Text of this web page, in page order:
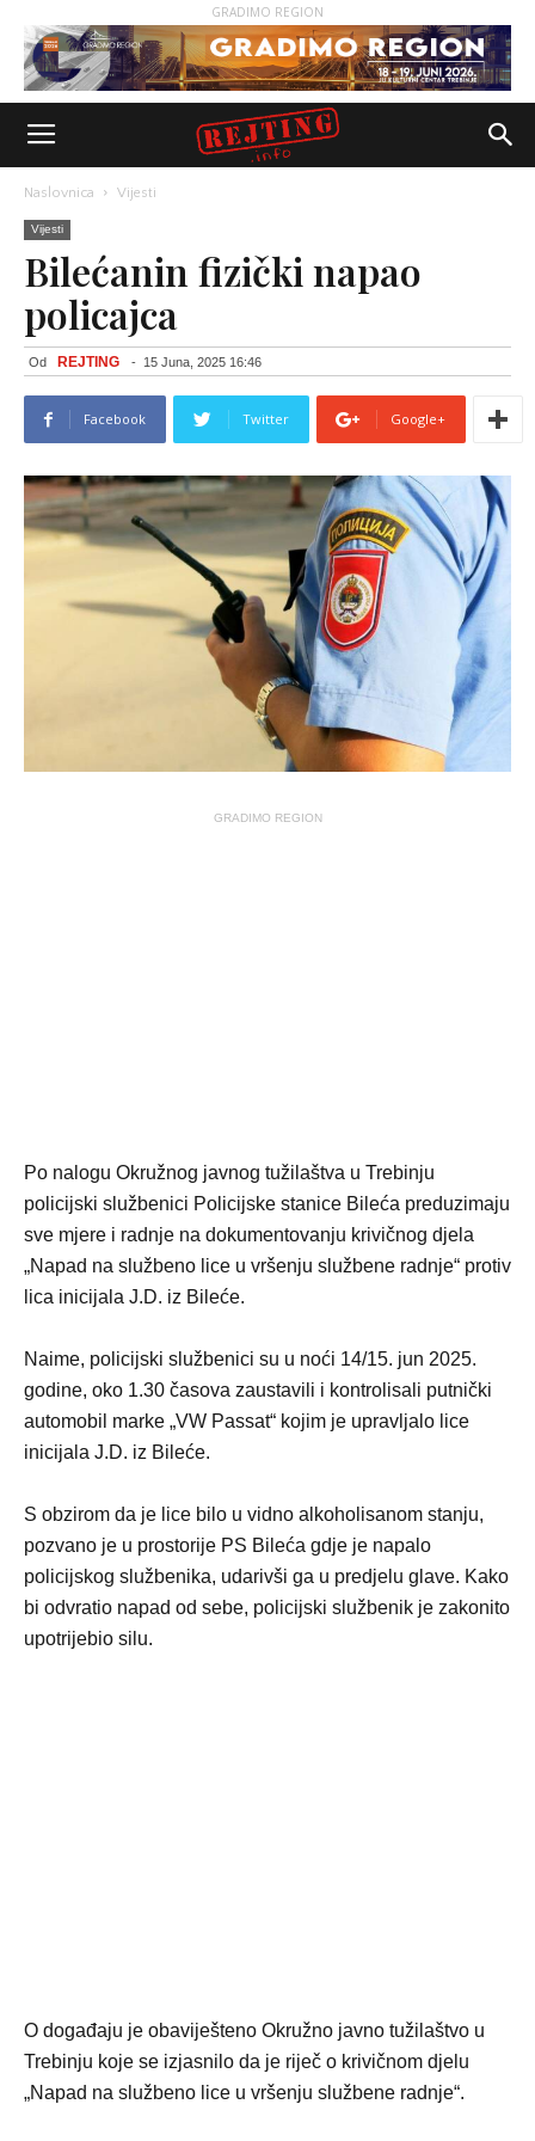
GRADIMO REGION
Naslovnica Vijesti
Vijesti
Bilećanin fizički napao
policajca
Od REJTING - 15 Juna, 2025 16:46
Facebook Twitter Google+
GRADIMO REGION
Po nalogu Okružnog javnog tužilaštva u Trebinju
policijski službenici Policijske stanice Bileća preduzimaju
sve mjere i radnje na dokumentovanju krivičnog djela
„Napad na službeno lice u vršenju službene radnje“ protiv
lica inicijala J.D. iz Bileće.
Naime, policijski službenici su u noći 14/15. jun 2025.
godine, oko 1.30 časova zaustavili i kontrolisali putnički
automobil marke „VW Passat“ kojim je upravljalo lice
inicijala J.D. iz Bileće.
S obzirom da je lice bilo u vidno alkoholisanom stanju,
pozvano je u prostorije PS Bileća gdje je napalo
policijskog službenika, udarivši ga u predjelu glave. Kako
bi odvratio napad od sebe, policijski službenik je zakonito
upotrijebio silu.
O događaju je obaviješteno Okružno javno tužilaštvo u
Trebinju koje se izjasnilo da je riječ o krivičnom djelu
„Napad na službeno lice u vršenju službene radnje“.